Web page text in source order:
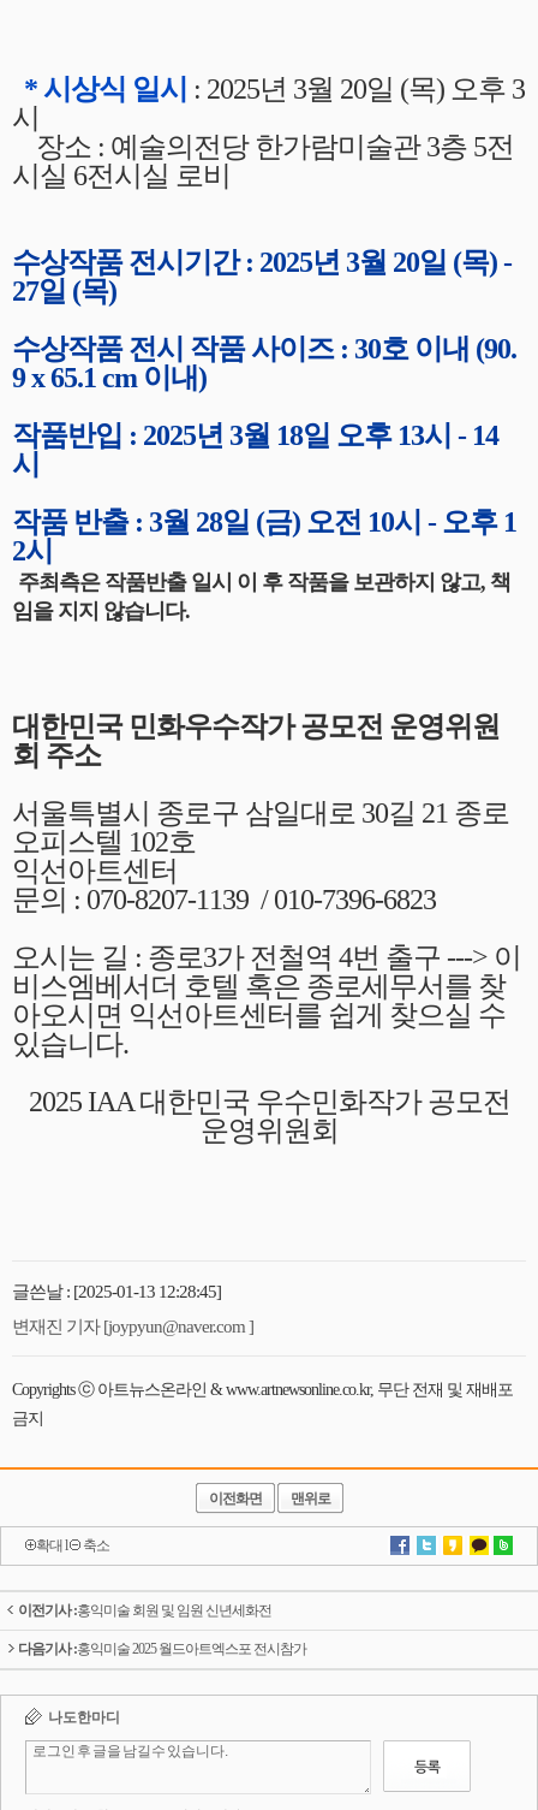
* 시상식 일시 : 2025년 3월 20일 (목) 오후 3
시
장소 : 예술의전당 한가람미술관 3층 5전
시실 6전시실 로비
수상작품 전시기간 : 2025년 3월 20일 (목) -
27일 (목)
수상작품 전시 작품 사이즈 : 30호 이내 (90.
9 x 65.1 cm 이내)
작품반입 : 2025년 3월 18일 오후 13시 - 14
시
작품 반출 : 3월 28일 (금) 오전 10시 - 오후 1
2시
주최측은 작품반출 일시 이 후 작품을 보관하지 않고, 책
임을 지지 않습니다.
대한민국 민화우수작가 공모전 운영위원
회 주소
서울특별시 종로구 삼일대로 30길 21 종로
오피스텔 102호
익선아트센터
문의 : 070-8207-1139 / 010-7396-6823
오시는 길 : 종로3가 전철역 4번 출구 ---> 이
비스엠베서더 호텔 혹은 종로세무서를 찾
아오시면 익선아트센터를 쉽게 찾으실 수
있습니다.
2025 IAA 대한민국 우수민화작가 공모전
운영위원회
글쓴날 : [2025-01-13 12:28:45]
변재진 기자 [joypyun@naver.com ]
Copyrights ⓒ 아트뉴스온라인 & www.artnewsonline.co.kr, 무단 전재 및 재배포
금지
이전화면 맨위로
확대 l 축소
이전기사 :홍익미술 회원 및 임원 신년세화전
다음기사 :홍익미술 2025 월드아트엑스포 전시참가